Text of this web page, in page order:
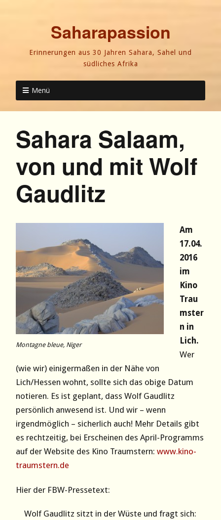
Saharapassion
Erinnerungen aus 30 Jahren Sahara, Sahel und
südliches Afrika
Menü
Sahara Salaam,
von und mit Wolf
Gaudlitz
Montagne bleue, Niger
Am
17.04.
2016
im
Kino
Trau
mster
n in
Lich.
Wer
(wie wir) einigermaßen in der Nähe von
Lich/Hessen wohnt, sollte sich das obige Datum
notieren. Es ist geplant, dass Wolf Gaudlitz
persönlich anwesend ist. Und wir – wenn
irgendmöglich – sicherlich auch! Mehr Details gibt
es rechtzeitig, bei Erscheinen des April-Programms
auf der Website des Kino Traumstern: www.kino-
traumstern.de
Hier der FBW-Pressetext:
Wolf Gaudlitz sitzt in der Wüste und fragt sich: